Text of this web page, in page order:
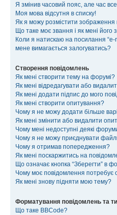
Я змінив часовий пояс, але час
Моя мова відсутня в списку!
Як я можу розмістити зображення
Що таке моє звання і як мені його
Коли я натискаю на посилання “e-
мене вимагається залогуватись?
Створення повідомлень
Як мені створити тему на форумі?
Як мені відредагувати або
Як мені додати підпис до мого
Як мені створити опитування?
Чому я не можу додати більше
Як мені змінити або видалити
Чому мені недоступні деякі
Чому я не можу приєднувати
Чому я отримав попередження?
Як мені поскаржитись на
Що означає кнопка “Зберегти” в
Чому моє повідомлення потребує
Як мені знову підняти мою тему?
Форматування повідомлень та
Що таке BBCode?